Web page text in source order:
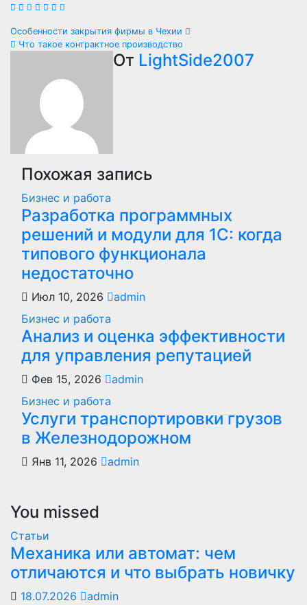
Навигация
записям
Особенности закрытия фирмы в Чехии
Что такое контрактное производство
От LightSide2007
Похожая запись
Бизнес и работа
Разработка программных
решений и модули для 1С: когда
типового функционала
недостаточно
Июл 10, 2026
admin
Бизнес и работа
Анализ и оценка эффективности
для управления репутацией
Фев 15, 2026
admin
Бизнес и работа
Услуги транспортировки грузов
в Железнодорожном
Янв 11, 2026 admin
You missed
Статьи
Механика или автомат: чем
отличаются и что выбрать новичку
18.07.2026
admin